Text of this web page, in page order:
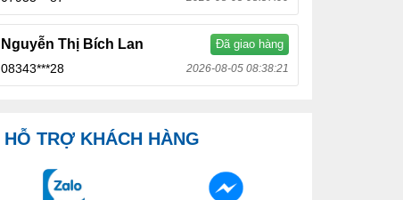
Nguyễn Thị Bích Lan Đã giao hàng
08343***28 2026-08-05 08:38:21
HỖ TRỢ KHÁCH HÀNG